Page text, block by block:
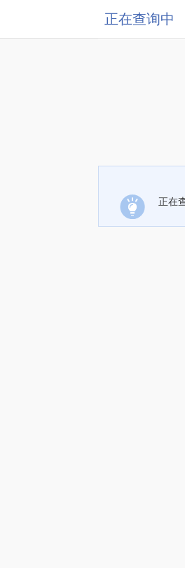
正在查询中
正在